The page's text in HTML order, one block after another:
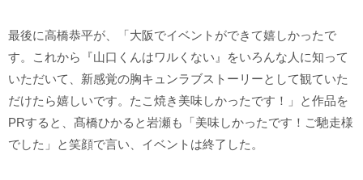
最後に高橋恭平が、「大阪でイベントができて嬉しかったで
す。これから『山口くんはワルくない』をいろんな人に知って
いただいて、新感覚の胸キュンラブストーリーとして観ていた
だけたら嬉しいです。たこ焼き美味しかったです！」と作品を
PRすると、髙橋ひかると岩瀬も「美味しかったです！ご馳走様
でした」と笑顔で言い、イベントは終了した。